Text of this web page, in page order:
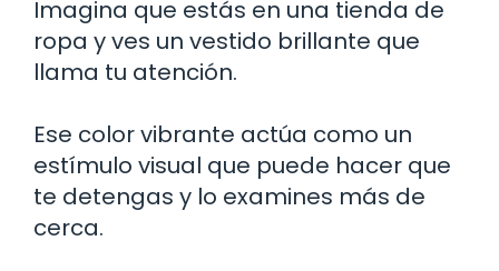
Imagina que estás en una tienda de
ropa y ves un vestido brillante que
llama tu atención.
Ese color vibrante actúa como un
estímulo visual que puede hacer que
te detengas y lo examines más de
cerca.